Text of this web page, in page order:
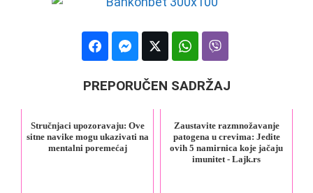
PREPORUČEN SADRŽAJ
Stručnjaci upozoravaju: Ove
sitne navike mogu ukazivati na
mentalni poremećaj
Zaustavite razmnožavanje
patogena u crevima: Jedite
ovih 5 namirnica koje jačaju
imunitet - Lajk.rs